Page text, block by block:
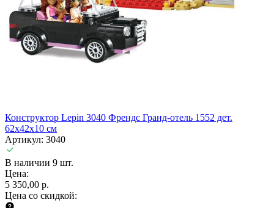
Конструктор Lepin 3040 Френдс Гранд-отель 1552 дет.
62x42x10 см
Артикул: 3040
В наличии 9 шт.
Цена:
5 350,00 р.
Цена со скидкой: